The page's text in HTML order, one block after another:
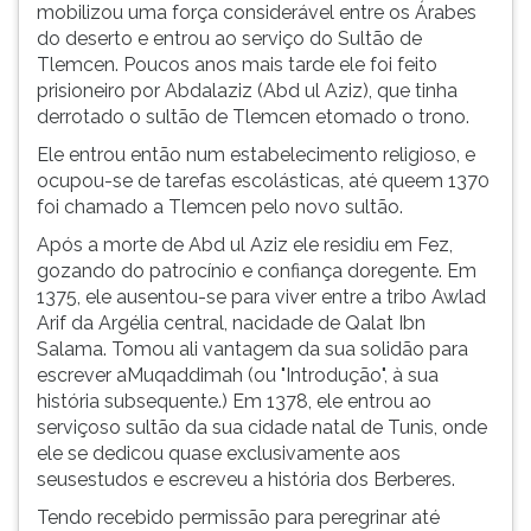
mobilizou uma força considerável entre os Árabes
do deserto e entrou ao serviço do Sultão de
Tlemcen. Poucos anos mais tarde ele foi feito
prisioneiro por Abdalaziz (Abd ul Aziz), que tinha
derrotado o sultão de Tlemcen etomado o trono.
Ele entrou então num estabelecimento religioso, e
ocupou-se de tarefas escolásticas, até queem 1370
foi chamado a Tlemcen pelo novo sultão.
Após a morte de Abd ul Aziz ele residiu em Fez,
gozando do patrocínio e confiança doregente. Em
1375, ele ausentou-se para viver entre a tribo Awlad
Arif da Argélia central, nacidade de Qalat Ibn
Salama. Tomou ali vantagem da sua solidão para
escrever aMuqaddimah (ou "Introdução", à sua
história subsequente.) Em 1378, ele entrou ao
serviçoso sultão da sua cidade natal de Tunis, onde
ele se dedicou quase exclusivamente aos
seusestudos e escreveu a história dos Berberes.
Tendo recebido permissão para peregrinar até